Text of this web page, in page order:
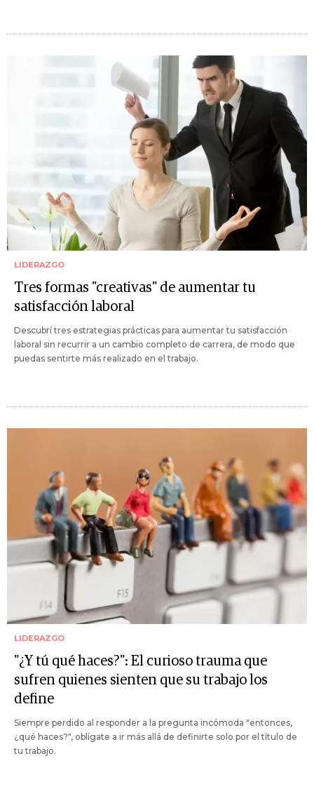
LIDERAZGO
Tres formas "creativas" de aumentar tu
satisfacción laboral
Descubrí tres estrategias prácticas para aumentar tu satisfacción
laboral sin recurrir a un cambio completo de carrera, de modo que
puedas sentirte más realizado en el trabajo.
LIDERAZGO
"¿Y tú qué haces?": El curioso trauma que
sufren quienes sienten que su trabajo los
define
Siempre perdido al responder a la pregunta incómoda "entonces,
¿qué haces?", oblígate a ir más allá de definirte solo por el título de
tu trabajo.